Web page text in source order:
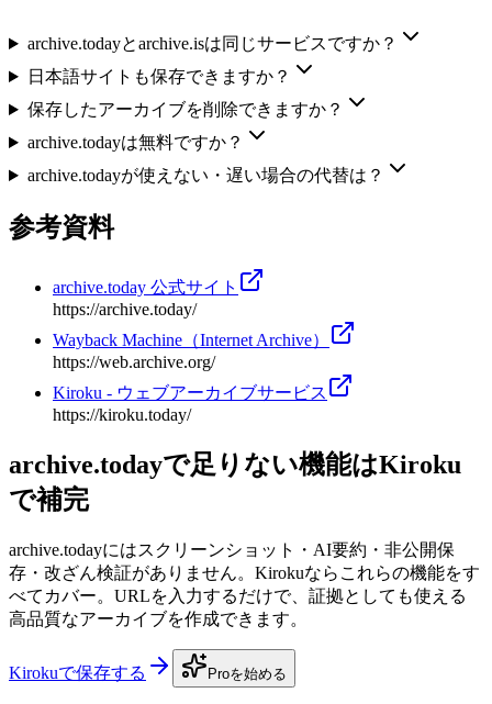
archive.todayとarchive.isは同じサービスですか？
日本語サイトも保存できますか？
保存したアーカイブを削除できますか？
archive.todayは無料ですか？
archive.todayが使えない・遅い場合の代替は？
参考資料
archive.today 公式サイト
https://archive.today/
Wayback Machine（Internet Archive）
https://web.archive.org/
Kiroku - ウェブアーカイブサービス
https://kiroku.today/
archive.todayで足りない機能はKiroku
で補完
archive.todayにはスクリーンショット・AI要約・非公開保
存・改ざん検証がありません。Kirokuならこれらの機能をす
べてカバー。URLを入力するだけで、証拠としても使える
高品質なアーカイブを作成できます。
Kirokuで保存する Proを始める